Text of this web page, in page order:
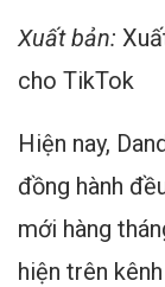
Xuất bản:
cho TikTok
Hiện nay,
đồng hành
mới hàng
hiện trên